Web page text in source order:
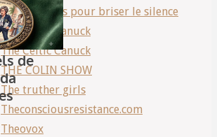
Temoignages pour briser le silence
The Celtic Canuck
The Celtic Canuck
THE COLIN SHOW
The truther girls
Theconsciousresistance.com
Theovox